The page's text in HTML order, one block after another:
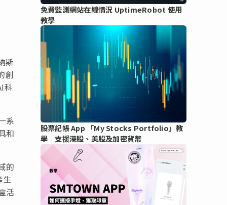
斯
創
科
系
和
的
生
活
免費監測網站在線情況 UptimeRobot 使用
教學
股票記帳 App 「My Stocks Portfolio」教
學 支援港股、美股及加密貨幣